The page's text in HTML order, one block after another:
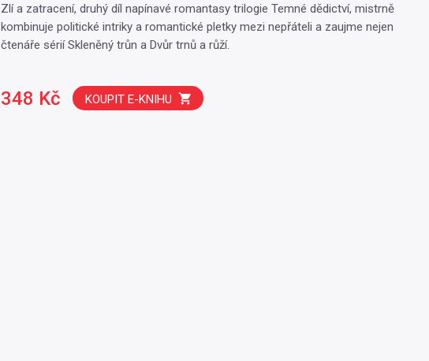
Zlí a zatracení, druhý díl napínavé romantasy trilogie Temné dědictví, mistrně
kombinuje politické intriky a romantické pletky mezi nepřáteli a zaujme nejen
čtenáře sérií Skleněný trůn a Dvůr trnů a růží.
348 Kč KOUPIT E-KNIHU